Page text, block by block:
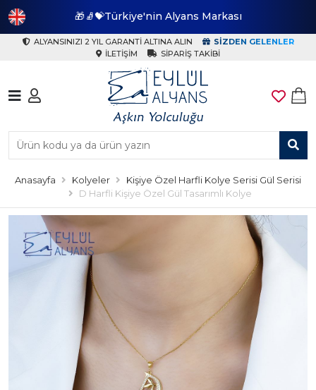
🎁🧦💝Türkiye'nin Alyans Markası
ALYANSINIZI 2 YIL GARANTI ALTINA ALIN
SIZDEN GELENLER
İLETIŞIM
SIPARIŞ TAKIBI
Anasayfa Kolyeler
Kişiye Özel Harfli Kolye Serisi Gül Serisi
D Harfli Kişiye Özel Gül Tasarımlı Kolye